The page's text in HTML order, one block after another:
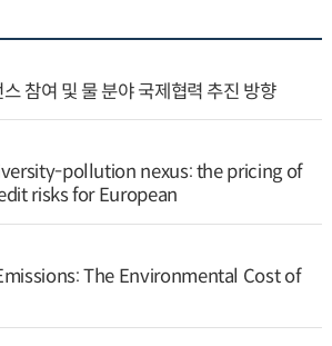
참여 및 물 분야 국제협력 추진 방향
pollution nexus: the pricing of
risks for European
The Environmental Cost of